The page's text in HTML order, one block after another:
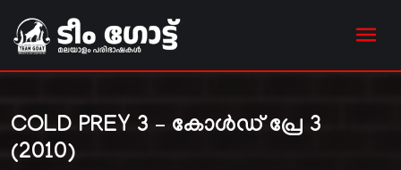
COLD PREY 3 – കോൾഡ് പ്രേ 3
(2010)